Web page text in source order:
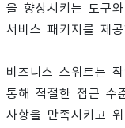
을 향상시키는 도구
서비스 패키지를 제
비즈니스 스위트는
통해 적절한 접근 수
사항을 만족시키고